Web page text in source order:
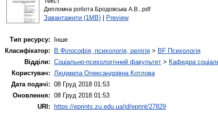
Дипломна робота Бродовська А.В...pdf
Завантажити (1MB)| Preview
Тип ресурсу:
Інше
Класифікатор:
B Філософія, психологія, релігія > BF Психологія
Відділи: Соціально-психологічний факультет > Кафедра
Користувач: Людмила Олександрівна Котлова
Дата подачі: 08 Груд 2018 01:53
Оновлення: 08 Груд 2018 01:53
URI:
https://eprints.zu.edu.ua/id/eprint/27829